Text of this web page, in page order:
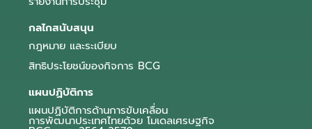
กลไกสนับสนุน
กฎหมาย และระเบียบ
สิทธิประโยชน์ของกิจการ BCG
แผนปฏิบัติการ
แผนปฏิบัติการด้านการขับเคลื่อน
การพัฒนาประเทศไทยด้วย โมเดลเศรษฐกิจ